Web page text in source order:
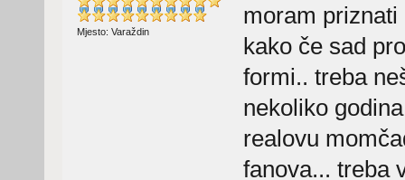
Mjesto: Varaždin
moram
kako če sad
formi.. treba
nekoliko
realovu
fanova... treba